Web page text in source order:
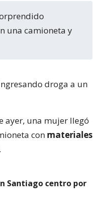
una camioneta y
droga a un
ayer, una mujer llegó
con materiales
Santiago centro por